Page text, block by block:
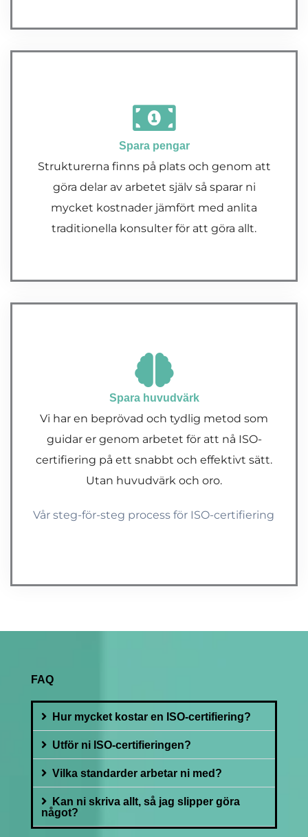
Spara pengar
Strukturerna finns på plats och genom att
göra delar av arbetet själv så sparar ni
mycket kostnader jämfört med anlita
traditionella konsulter för att göra allt.
Spara huvudvärk
Vi har en beprövad och tydlig metod som
guidar er genom arbetet för att nå ISO-
certifiering på ett snabbt och effektivt sätt.
Utan huvudvärk och oro.
Vår steg-för-steg process för ISO-certifiering
FAQ
Hur mycket kostar en ISO-certifiering?
Utför ni ISO-certifieringen?
Vilka standarder arbetar ni med?
Kan ni skriva allt, så jag slipper göra
något?